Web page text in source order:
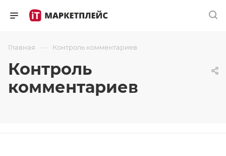
Главная — Контроль комментариев
Контроль
комментариев